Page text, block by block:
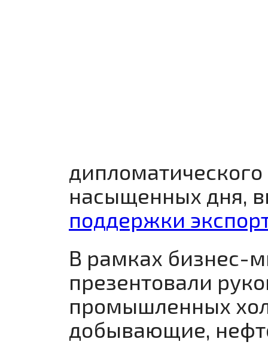
насыщенных дня,
поддержки
В рамках бизнес-
презентовали
промышленных
добывающие,